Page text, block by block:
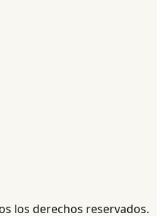
los derechos reservados.